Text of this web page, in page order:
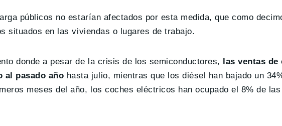
públicos no estarían afectados por esta medida, que como
situados en las viviendas o lugares de trabajo.
donde a pesar de la crisis de los semiconductores, las ventas
al pasado año hasta julio, mientras que los diésel han bajado un
meses del año, los coches eléctricos han ocupado el 8% de